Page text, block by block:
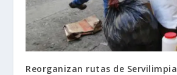
Reorganizan rutas de Servilimpia